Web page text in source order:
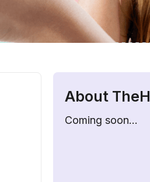
About
Coming soon…